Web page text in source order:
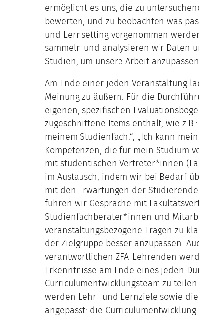
ermöglicht es uns, die zu
bewerten, und zu beobachten was
und Lernsetting vorgenommen
sammeln und analysieren wir Daten
Studien, um unsere Arbeit
Am Ende einer jeden Veranstaltung
Meinung zu äußern. Für die
eigenen, spezifischen
zugeschnittene Items enthält, wie
meinem Studienfach.“, „Ich kann
Kompetenzen, die für mein Studium
mit studentischen Vertreter*innen
im Austausch, indem wir bei Bedarf
mit den Erwartungen der
führen wir Gespräche mit
Studienfachberater*innen und
veranstaltungsbezogene Fragen zu
der Zielgruppe besser anzupassen.
verantwortlichen ZFA-Lehrenden
Erkenntnisse am Ende eines jeden
Curriculumentwicklungsteam zu
werden Lehr- und Lernziele sowie
angepasst: die